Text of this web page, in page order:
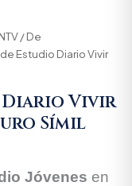
/De
Estudio Diario Vivir
Diario Vivir
Símil
Jóvenes en